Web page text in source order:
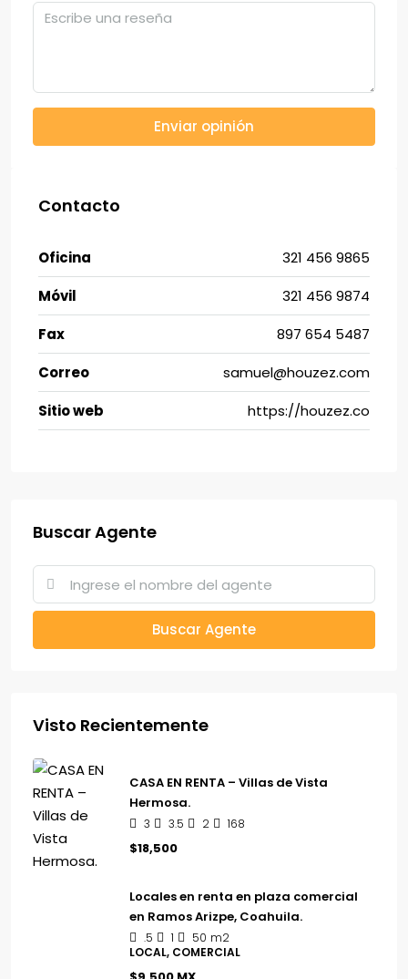
Enviar opinión
Contacto
Oficina
321 456 9865
Móvil
321 456 9874
Fax
897 654 5487
Correo
samuel@houzez.com
Sitio web
https://houzez.co
Buscar Agente
Buscar Agente
Visto Recientemente
CASA EN RENTA – Villas de Vista
Hermosa.
3 3.5 2 168
$18,500
Locales en renta en plaza comercial
en Ramos Arizpe, Coahuila.
.5 1 50 m2
LOCAL, COMERCIAL